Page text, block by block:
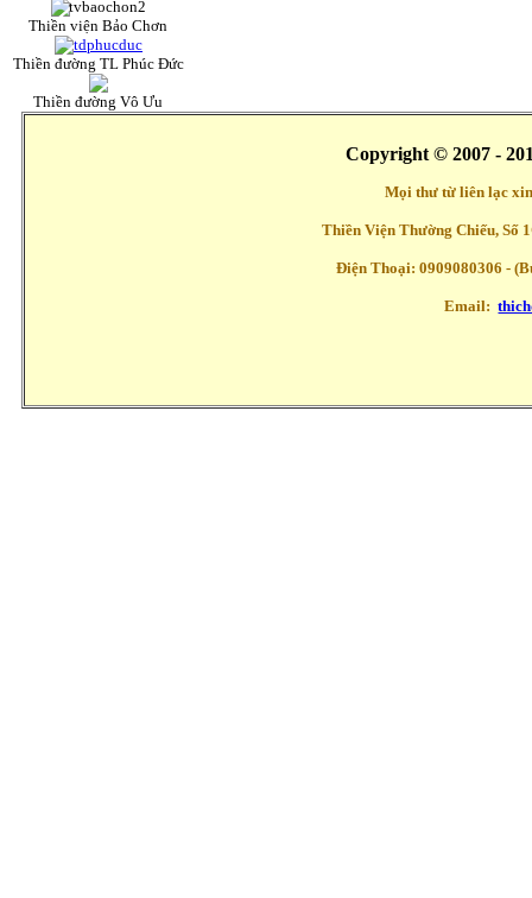
Thiền viện Bảo Chơn
Thiền đường TL Phúc Đức
Thiền đường Vô Ưu
Copyright © 2007 -
Mọi thư từ liên lạc
Thiền Viện Thường Chiếu, Số
Điện Thoại: 0909080306 -
Email: